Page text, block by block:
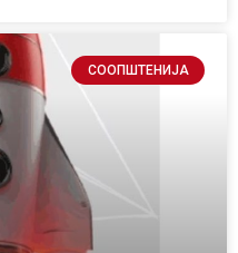
СООПШТЕНИЈА